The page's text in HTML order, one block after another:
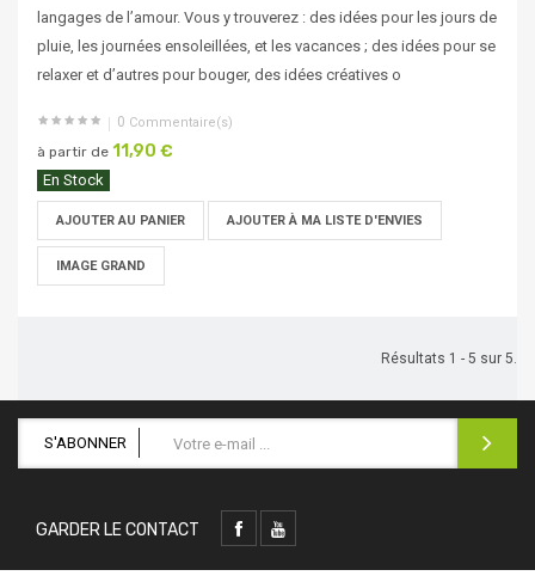
langages de l’amour. Vous y trouverez : des idées pour les jours de
pluie, les journées ensoleillées, et les vacances ; des idées pour se
relaxer et d’autres pour bouger, des idées créatives o
0 Commentaire(s)
à partir de 11,90 €
En Stock
AJOUTER AU PANIER AJOUTER À MA LISTE D'ENVIES
IMAGE GRAND
Résultats 1 - 5 sur 5.
S'ABONNER
GARDER LE CONTACT